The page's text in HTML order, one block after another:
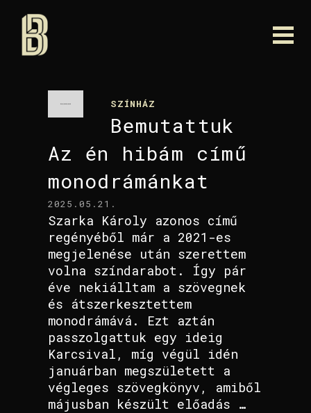
SZÍNHÁZ
Bemutattuk
Az én hibám című
monodrámánkat
2025.05.21.
Szarka Károly azonos című
regényéből már a 2021-es
megjelenése után szerettem
volna színdarabot. Így pár
éve nekiálltam a szövegnek
és átszerkesztettem
monodrámává. Ezt aztán
passzolgattuk egy ideig
Karcsival, míg végül idén
januárban megszületett a
végleges szövegkönyv, amiből
májusban készült előadás …